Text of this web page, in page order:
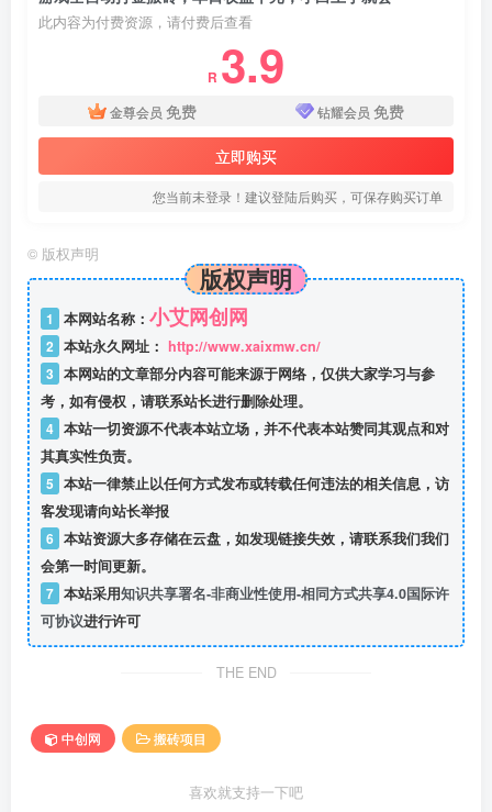
此内容为付费资源，请付费后查看
R 3.9
金尊会员 免费 钻耀会员 免费
立即购买
您当前未登录！建议登陆后购买，可保存购买订单
© 版权声明
版权声明
1 本网站名称： 小艾网创网
2 本站永久网址： http://www.xaixmw.cn/
3 本网站的文章部分内容可能来源于网络，仅供大家学习与参
考，如有侵权，请联系站长进行删除处理。
4 本站一切资源不代表本站立场，并不代表本站赞同其观点和对
其真实性负责。
5 本站一律禁止以任何方式发布或转载任何违法的相关信息，访
客发现请向站长举报
6 本站资源大多存储在云盘，如发现链接失效，请联系我们我们
会第一时间更新。
7 本站采用知识共享署名-非商业性使用-相同方式共享4.0国际许
可协议进行许可
THE END
中创网 搬砖项目
喜欢就支持一下吧